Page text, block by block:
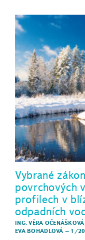
Vybrané
povrchových
profilech v
odpadních
ING. VĚRA OČENÁŠKOVÁ
EVA BOHADLOVÁ – 1/